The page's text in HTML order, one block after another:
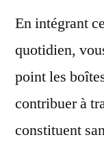
En intégrant
quotidien,
point les
contribuer à
constituent